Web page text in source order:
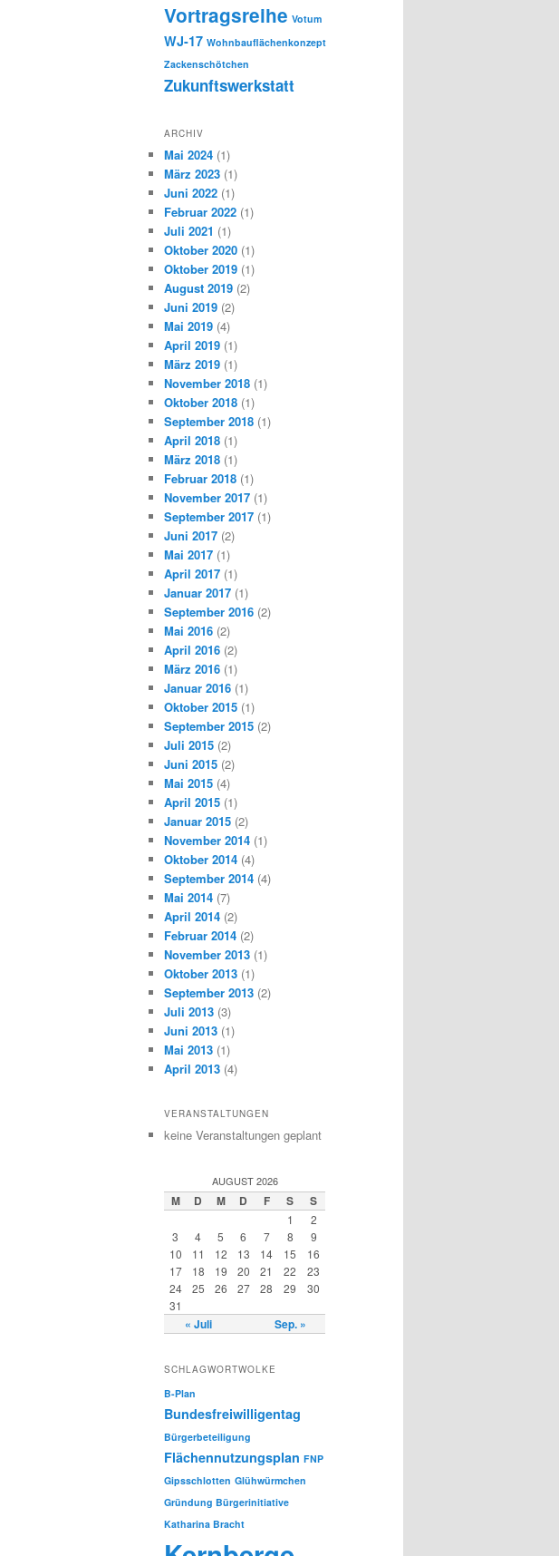
Vortragsreihe Votum
WJ-17 Wohnbauflächenkonzept
Zackenschötchen
Zukunftswerkstatt
ARCHIV
Mai 2024 (1)
März 2023 (1)
Juni 2022 (1)
Februar 2022 (1)
Juli 2021 (1)
Oktober 2020 (1)
Oktober 2019 (1)
August 2019 (2)
Juni 2019 (2)
Mai 2019 (4)
April 2019 (1)
März 2019 (1)
November 2018 (1)
Oktober 2018 (1)
September 2018 (1)
April 2018 (1)
März 2018 (1)
Februar 2018 (1)
November 2017 (1)
September 2017 (1)
Juni 2017 (2)
Mai 2017 (1)
April 2017 (1)
Januar 2017 (1)
September 2016 (2)
Mai 2016 (2)
April 2016 (2)
März 2016 (1)
Januar 2016 (1)
Oktober 2015 (1)
September 2015 (2)
Juli 2015 (2)
Juni 2015 (2)
Mai 2015 (4)
April 2015 (1)
Januar 2015 (2)
November 2014 (1)
Oktober 2014 (4)
September 2014 (4)
Mai 2014 (7)
April 2014 (2)
Februar 2014 (2)
November 2013 (1)
Oktober 2013 (1)
September 2013 (2)
Juli 2013 (3)
Juni 2013 (1)
Mai 2013 (1)
April 2013 (4)
VERANSTALTUNGEN
keine Veranstaltungen geplant
AUGUST 2026
M D M D F S S
1
2
3
4 5 6 7 8
9
10
11 12 13 14 15
16
17
18 19 20 21 22
23
24
25 26 27 28 29
30
31
« Juli Sep. »
SCHLAGWORTWOLKE
B-Plan
Bundesfreiwilligentag
Bürgerbeteiligung
Flächennutzungsplan FNP
Gipsschlotten Glühwürmchen
Gründung Bürgerinitiative
Katharina Bracht